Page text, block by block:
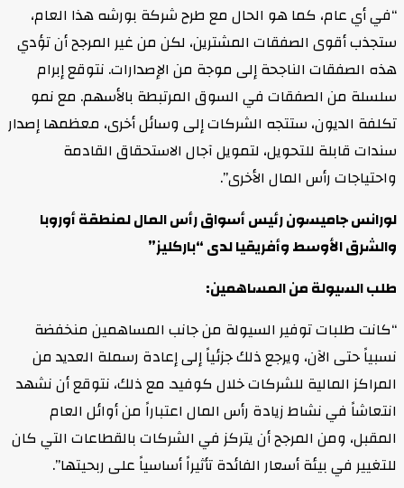
“في أي عام، كما هو الحال مع طرح شركة بورشه هذا العام،
ستجذب أقوى الصفقات المشترين، لكن من غير المرجح أن تؤدي
هذه الصفقات الناجحة إلى موجة من الإصدارات. نتوقع إبرام
سلسلة من الصفقات في السوق المرتبطة بالأسهم. مع نمو
تكلفة الديون، ستتجه الشركات إلى وسائل أخرى، معظمها إصدار
سندات قابلة للتحويل، لتمويل آجال الاستحقاق القادمة
واحتياجات رأس المال الأخرى”.
لورانس جاميسون رئيس أسواق رأس المال لمنطقة أوروبا
والشرق الأوسط وأفريقيا لدى “باركليز”
طلب السيولة من المساهمين:
“كانت طلبات توفير السيولة من جانب المساهمين منخفضة
نسبياً حتى الآن، ويرجع ذلك جزئياً إلى إعادة رسملة العديد من
المراكز المالية للشركات خلال كوفيد. مع ذلك، نتوقع أن نشهد
انتعاشاً في نشاط زيادة رأس المال اعتباراً من أوائل العام
المقبل، ومن المرجح أن يتركز في الشركات بالقطاعات التي كان
للتغيير في بيئة أسعار الفائدة تأثيراً أساسياً على ربحيتها”.